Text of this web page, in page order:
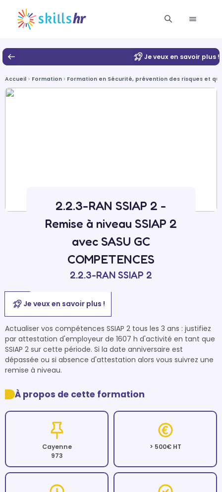
Je veux en savoir plus !
Accueil Formation Formation en Sécurité, prévention des risques et
2.2.3-RAN SSIAP 2 -
Remise à niveau SSIAP 2
avec SASU GC
COMPETENCES
2.2.3-RAN SSIAP 2
Je veux en savoir plus !
Actualiser vos compétences SSIAP 2 tous les 3 ans : justifiez
par attestation d'employeur de 1607 h d'activité en tant que
SSIAP 2 sur cette période. Si la date anniversaire est
dépassée ou si absence d'attestation alors vous suivrez une
remise à niveau.
À propos de cette formation
Cayenne
973
> 500€ HT